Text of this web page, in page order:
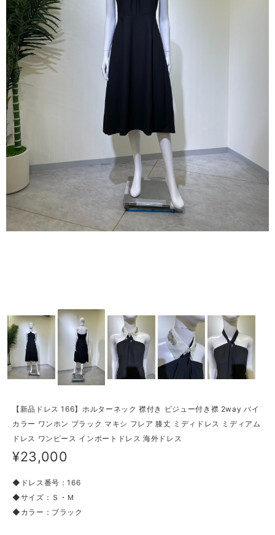
【新品ドレス 166】ホルターネック 襟付き ビジュー付き襟 2way バイ
カラー ワンホン ブラック マキシ フレア 膝丈 ミディドレス ミディアム
ドレス ワンピース インポートドレス 海外ドレス
¥23,000
◆ドレス番号：166
◆サイズ：Ｓ・Ｍ
◆カラー：ブラック